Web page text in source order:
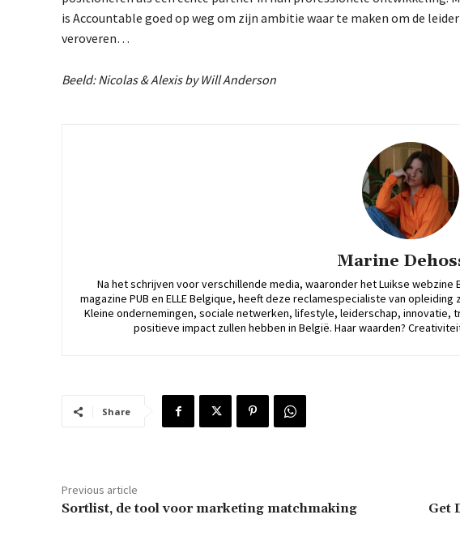
is Accountable goed op weg om zijn ambitie waar te maken om de
veroveren…
Beeld: Nicolas & Alexis by Will Anderson
Marine
Na het schrijven voor verschillende media, waaronder het Luikse
magazine PUB en ELLE Belgique, heeft deze reclamespecialiste van
Kleine ondernemingen, sociale netwerken, lifestyle, leiderschap, innovatie,
positieve impact zullen hebben in België. Haar waarden?
Share
Previous article
Sortlist, de tool voor marketing matchmaking
Get